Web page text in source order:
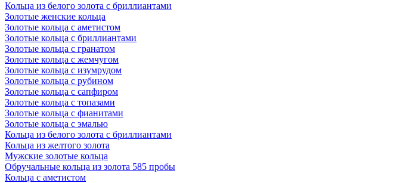
Кольца из белого золота с бриллиантами
Золотые женские кольца
Золотые кольца с аметистом
Золотые кольца с бриллиантами
Золотые кольца с гранатом
Золотые кольца с жемчугом
Золотые кольца с изумрудом
Золотые кольца с рубином
Золотые кольца с сапфиром
Золотые кольца с топазами
Золотые кольца с фианитами
Золотые кольца с эмалью
Кольца из белого золота с бриллиантами
Кольца из желтого золота
Мужские золотые кольца
Обручальные кольца из золота 585 пробы
Кольца с аметистом